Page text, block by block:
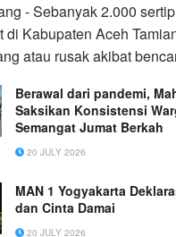
- Sebanyak 2.000
di Kabupaten Aceh
atau rusak akibat
Berawal dari pandemi,
Saksikan Konsistensi
Semangat Jumat Berkah
20 JULY 2026
MAN 1 Yogyakarta
dan Cinta Damai
20 JULY 2026